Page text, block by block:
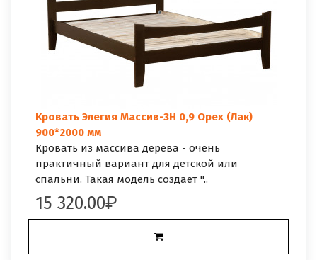
Кровать Элегия Массив-3Н 0,9 Орех (Лак)
900*2000 мм
Кровать из массива дерева - очень
практичный вариант для детской или
спальни. Такая модель создает "..
15 320.00